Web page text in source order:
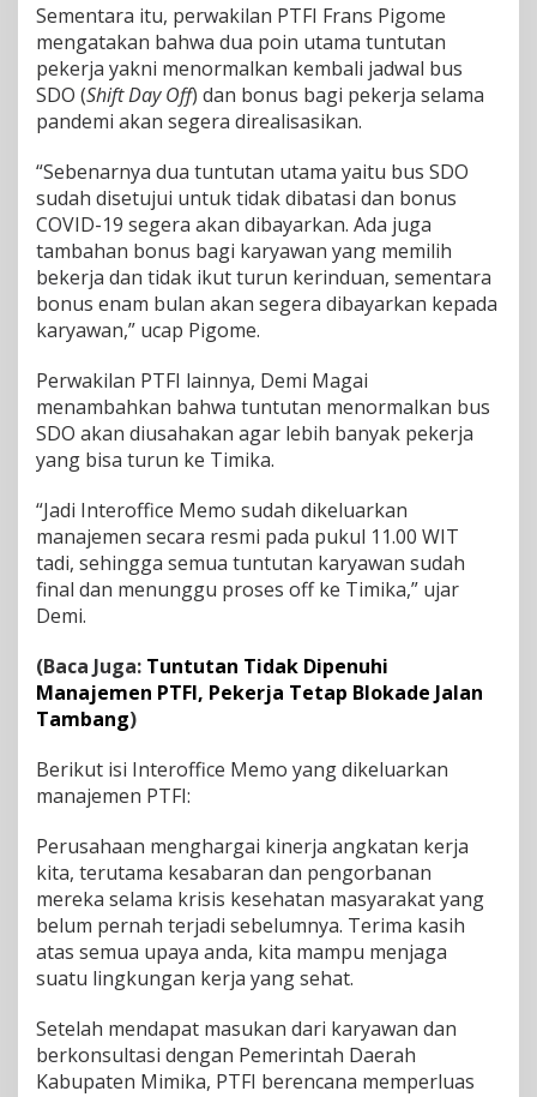
Sementara itu, perwakilan PTFI Frans Pigome
mengatakan bahwa dua poin utama tuntutan
pekerja yakni menormalkan kembali jadwal bus
SDO (Shift Day Off) dan bonus bagi pekerja selama
pandemi akan segera direalisasikan.
“Sebenarnya dua tuntutan utama yaitu bus SDO
sudah disetujui untuk tidak dibatasi dan bonus
COVID-19 segera akan dibayarkan. Ada juga
tambahan bonus bagi karyawan yang memilih
bekerja dan tidak ikut turun kerinduan, sementara
bonus enam bulan akan segera dibayarkan kepada
karyawan,” ucap Pigome.
Perwakilan PTFI lainnya, Demi Magai
menambahkan bahwa tuntutan menormalkan bus
SDO akan diusahakan agar lebih banyak pekerja
yang bisa turun ke Timika.
“Jadi Interoffice Memo sudah dikeluarkan
manajemen secara resmi pada pukul 11.00 WIT
tadi, sehingga semua tuntutan karyawan sudah
final dan menunggu proses off ke Timika,” ujar
Demi.
(Baca Juga: Tuntutan Tidak Dipenuhi
Manajemen PTFI, Pekerja Tetap Blokade Jalan
Tambang)
Berikut isi Interoffice Memo yang dikeluarkan
manajemen PTFI:
Perusahaan menghargai kinerja angkatan kerja
kita, terutama kesabaran dan pengorbanan
mereka selama krisis kesehatan masyarakat yang
belum pernah terjadi sebelumnya. Terima kasih
atas semua upaya anda, kita mampu menjaga
suatu lingkungan kerja yang sehat.
Setelah mendapat masukan dari karyawan dan
berkonsultasi dengan Pemerintah Daerah
Kabupaten Mimika, PTFI berencana memperluas